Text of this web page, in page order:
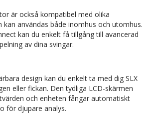
är också kompatibel med olika
kan användas både inomhus och utomhus.
kan du enkelt få tillgång till avancerad
av dina svingar.
design kan du enkelt ta med dig SLX
eller fickan. Den tydliga LCD-skärmen
och enheten fångar automatiskt
för djupare analys.